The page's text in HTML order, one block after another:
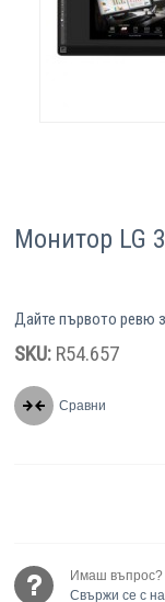
Компютри
Смартфони
Монитор LG
Дайте първото ревю
SKU: R54.657
Сравни
Имаш въпрос?
Свържи се с